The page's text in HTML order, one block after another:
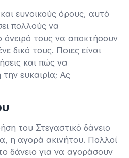
ευνοϊκούς όρους, αυτό
πολλούς να
τους να αποκτήσουν
δικό τους. Ποιες είναι
και πώς να
την ευκαιρία; Ας
του Στεγαστικό δάνειο
η αγορά ακινήτου. Πολλοί
δάνειο για να αγοράσουν